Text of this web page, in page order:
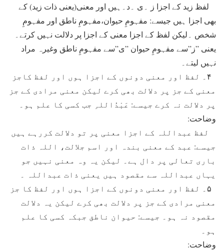
لفظ زید کے اجزا ز ۔ی ۔د۔ہیں اور معنی(یعنی ذات زید) کے
بھی اجزا ہیں جیسے: مفہومِ حیوان،مفہومِ ناطق اور مفہومِ
شخص ۔لیکن لفظ کے اجزا معنی کے اجزا پر دلالت نہیں کرتے۔
یعنی ”ز”سے مفہومِ حیوان ”ی”سے مفہومِ ناطق وغیرہ مراد
نہیں لیتے۔
۴۔ لفظ اور معنی دونوں کے اجزا ہوں اور لفظ کاجز
معنی کے جز پر دلالت بھی کرے لیکن معنی مرادی کے جز
پر دلالت نہ کرے جیسے: عَبْدُاللہِ جب کسی کا علم ہو۔
وضاحت:
لفظ عبداللہ کے اجزا معنی پر تو دلالت کررہے ہیں
جیسے: عبد کے معنی بندہ اور اسم جلالت، اللہ ذات
باری تعالی پر دال ہے۔ لیکن یہ وہ معنی نہیں جو
یہاں عبداللہ سے مقصود ہیں یعنی ذات عبداللہ ۔
۵۔ لفظ اور معنی دونوں کے اجزا ہوں اور لفظ کا جز
معنی مرادی کے جز پر دلالت بھی کرے لیکن یہ دلالت
مقصود نہ ہو۔ جیسے: حیوان ناطق جبکہ کسی کا علم
ہو۔
وضاحت: